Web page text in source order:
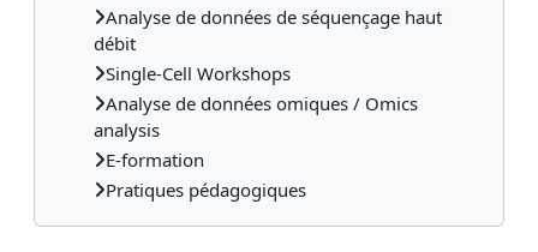
Analyse de données de séquençage haut
débit
Single-Cell Workshops
Analyse de données omiques / Omics
analysis
E-formation
Pratiques pédagogiques